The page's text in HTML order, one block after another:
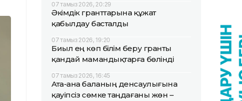
07 тамыз 2026, 20:29
Әкімдік гранттарына құжат
қабылдау басталды
07 тамыз 2026, 19:20
Биыл ең көп білім беру гранты
қандай мамандықтарға бөлінді
07 тамыз 2026, 16:45
Ата-ана баланың денсаулығына
қауіпсіз сөмке таңдағаны жөн –